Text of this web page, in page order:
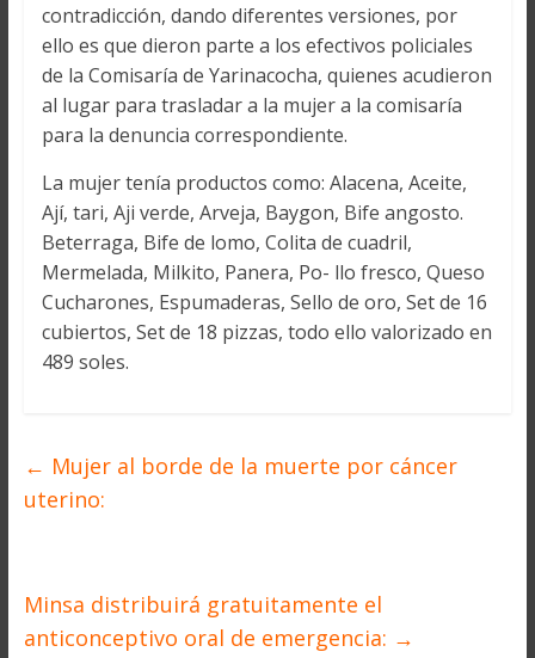
contradicción, dando diferentes versiones, por
ello es que dieron parte a los efectivos policiales
de la Comisaría de Yarinacocha, quienes acudieron
al lugar para trasladar a la mujer a la comisaría
para la denuncia correspondiente.
La mujer tenía productos como: Alacena, Aceite,
Ají, tari, Aji verde, Arveja, Baygon, Bife angosto.
Beterraga, Bife de lomo, Colita de cuadril,
Mermelada, Milkito, Panera, Po- llo fresco, Queso
Cucharones, Espumaderas, Sello de oro, Set de 16
cubiertos, Set de 18 pizzas, todo ello valorizado en
489 soles.
← Mujer al borde de la muerte por cáncer
uterino:
Minsa distribuirá gratuitamente el
anticonceptivo oral de emergencia: →